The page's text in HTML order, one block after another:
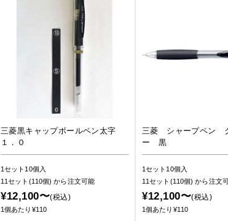
三菱黒キャップボールペン太字
１．０
1セット10個入
11セット(110個)から注文可能
¥12,100〜(税込)
1個あたり¥110
三菱 シャープペン
ー 黒
1セット10個入
11セット(110個)から注文
¥12,100〜(税込)
1個あたり¥110